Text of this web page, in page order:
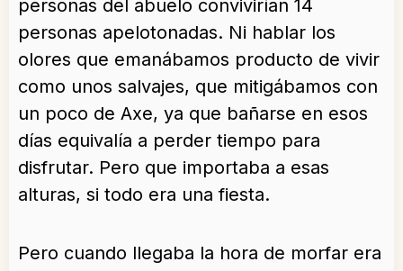
personas del abuelo convivirían 14
personas apelotonadas. Ni hablar los
olores que emanábamos producto de vivir
como unos salvajes, que mitigábamos con
un poco de Axe, ya que bañarse en esos
días equivalía a perder tiempo para
disfrutar. Pero que importaba a esas
alturas, si todo era una fiesta.
Pero cuando llegaba la hora de morfar era